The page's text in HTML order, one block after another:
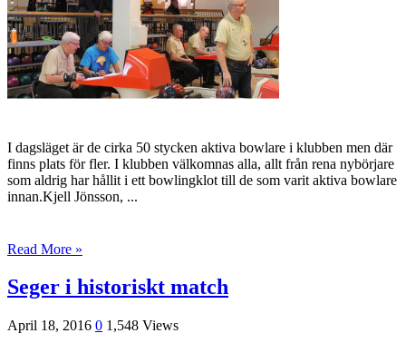
I dagsläget är de cirka 50 stycken aktiva bowlare i klubben men där
finns plats för fler. I klubben välkomnas alla, allt från rena nybörjare
som aldrig har hållit i ett bowlingklot till de som varit aktiva bowlare
innan.Kjell Jönsson, ...
Read More »
Seger i historiskt match
April 18, 2016 0 1,548 Views